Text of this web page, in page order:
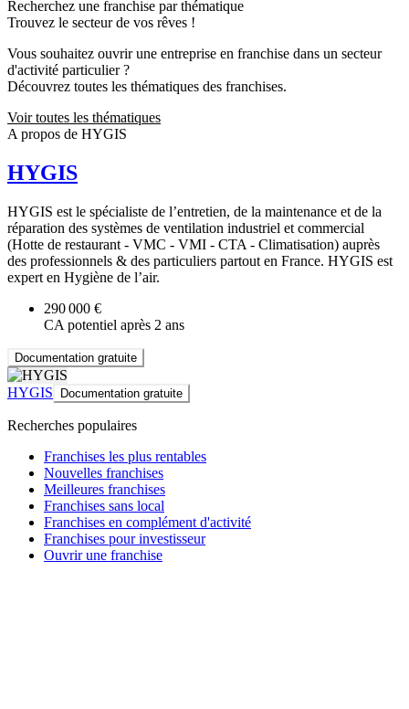
Recherchez une franchise par thématique
Trouvez le secteur de vos rêves !
Vous souhaitez ouvrir une entreprise en franchise dans un secteur
d'activité particulier ?
Découvrez toutes les thématiques des franchises.
Voir toutes les thématiques
A propos de HYGIS
HYGIS
HYGIS est le spécialiste de l’entretien, de la maintenance et de la
réparation des systèmes de ventilation industriel et commercial
(Hotte de restaurant - VMC - VMI - CTA - Climatisation) auprès
des professionnels & des particuliers partout en France. HYGIS est
expert en Hygiène de l’air.
290 000 €
CA potentiel après 2 ans
Documentation gratuite
HYGIS Documentation gratuite
Recherches populaires
Franchises les plus rentables
Nouvelles franchises
Meilleures franchises
Franchises sans local
Franchises en complément d'activité
Franchises pour investisseur
Ouvrir une franchise